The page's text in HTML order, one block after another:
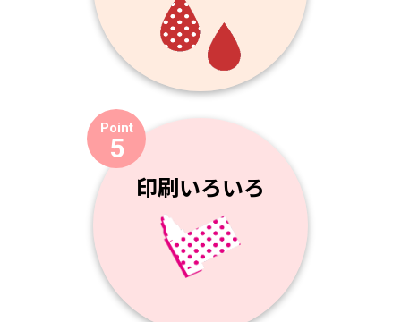
Point
5
印刷いろいろ